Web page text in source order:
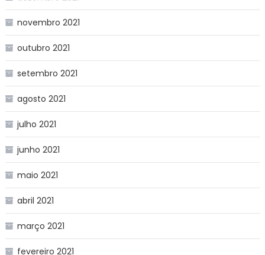
novembro 2021
outubro 2021
setembro 2021
agosto 2021
julho 2021
junho 2021
maio 2021
abril 2021
março 2021
fevereiro 2021